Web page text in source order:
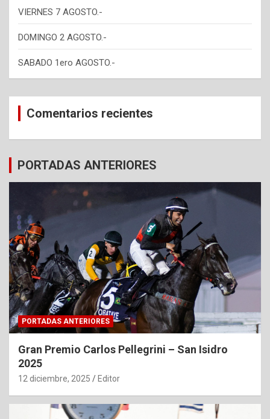
VIERNES 7 AGOSTO.-
DOMINGO 2 AGOSTO.-
SABADO 1ero AGOSTO.-
Comentarios recientes
PORTADAS ANTERIORES
PORTADAS ANTERIORES
Gran Premio Carlos Pellegrini – San Isidro
2025
12 diciembre, 2025 Editor